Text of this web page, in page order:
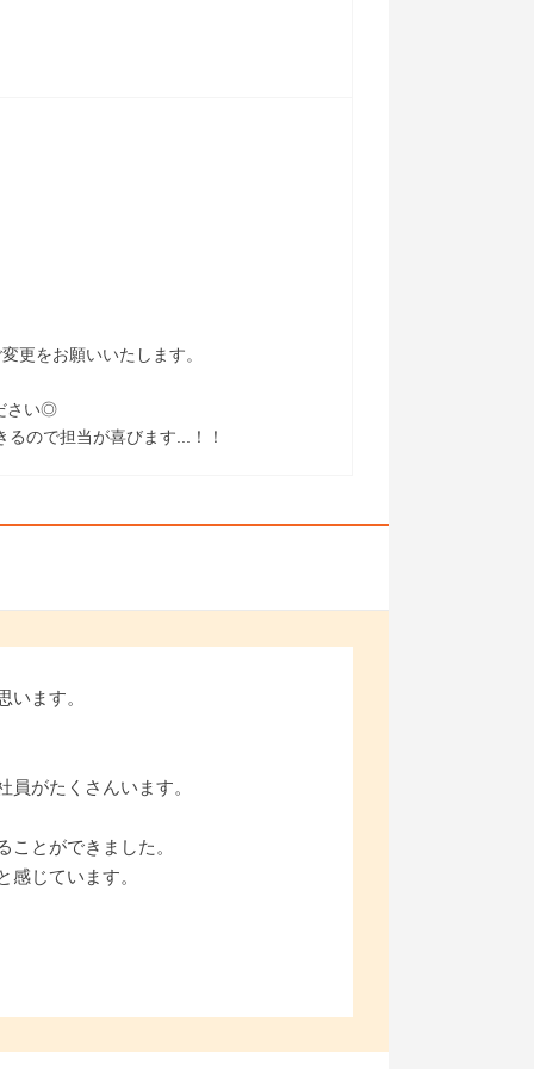
更をお願いいたします。
さい◎
ので担当が喜びます...！！
ます。
がたくさんいます。
とができました。
じています。